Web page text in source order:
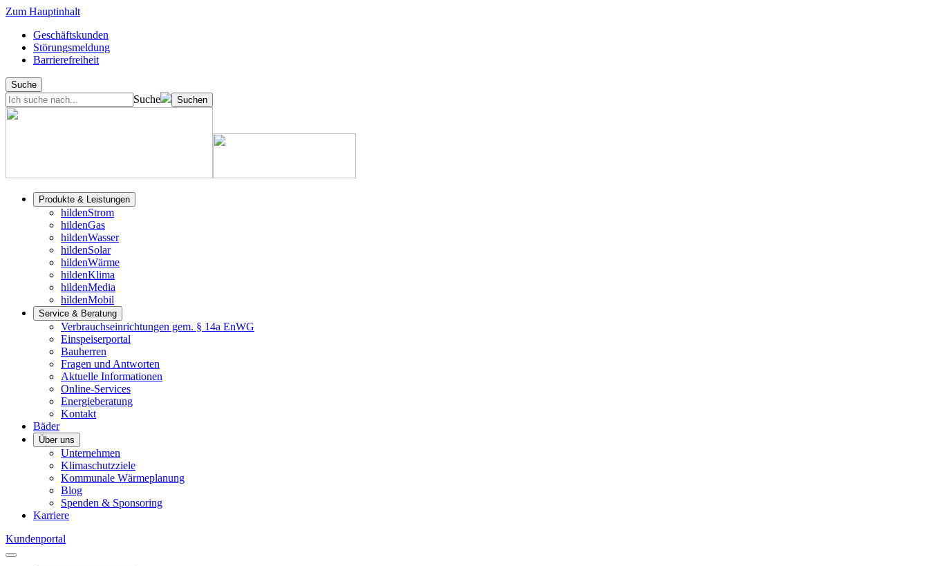
Zum Hauptinhalt
Geschäftskunden
Störungsmeldung
Barrierefreiheit
Suche
Suche Suchen
Produkte & Leistungen
hildenStrom
hildenGas
hildenWasser
hildenSolar
hildenWärme
hildenKlima
hildenMedia
hildenMobil
Service & Beratung
Verbrauchseinrichtungen gem. § 14a EnWG
Einspeiserportal
Bauherren
Fragen und Antworten
Aktuelle Informationen
Online-Services
Energieberatung
Kontakt
Bäder
Über uns
Unternehmen
Klimaschutzziele
Kommunale Wärmeplanung
Blog
Spenden & Sponsoring
Karriere
Kundenportal